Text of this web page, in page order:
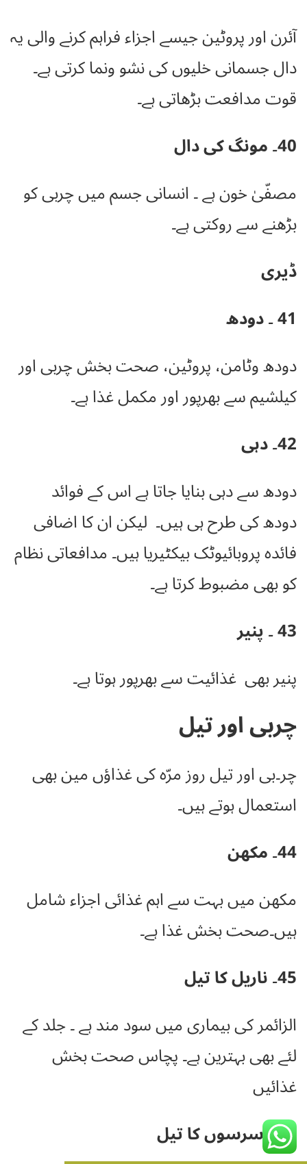
آئرن اور پروٹین جیسے اجزاء فراہم کرنے والی یہ
دال جسمانی خلیوں کی نشو ونما کرتی ہے۔
قوت مدافعت بڑھاتی ہے۔
40۔ مونگ کی دال
مصفّیٰ خون ہے ۔ انسانی جسم میں چربی کو
بڑھنے سے روکتی ہے۔
ڈیری
41 ۔ دودھ
دودھ وٹامن، پروٹین، صحت بخش چربی اور
کیلشیم سے بھرپور اور مکمل غذا ہے۔
42۔ دہی
دودھ سے دہی بنایا جاتا ہے اس کے فوائد
دودھ کی طرح ہی ہیں۔ لیکن ان کا اضافی
فائدہ پروبائیوٹک بیکٹیریا ہیں۔ مدافعاتی نظام
کو بھی مضبوط کرتا ہے۔
43 ۔ پنیر
پنیر بھی غذائیت سے بھرپور ہوتا ہے۔
چربی اور تیل
چر۔بی اور تیل روز مرّہ کی غذاؤں مین بھی
استعمال ہوتے ہیں۔
44۔ مکھن
مکھن میں بہت سے اہم غذائی اجزاء شامل
ہیں۔صحت بخش غذا ہے۔
45۔ ناریل کا تیل
الزائمر کی بیماری میں سود مند ہے ۔ جلد کے
لئے بھی بہترین ہے۔ پچاس صحت بخش
غذائیں
46۔ سرسوں کا تیل